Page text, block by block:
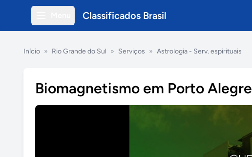
Classificados Brasil
Início » Rio Grande do Sul » Serviços » Astrologia - Serv. espirituais
Biomagnetismo em Porto Alegre